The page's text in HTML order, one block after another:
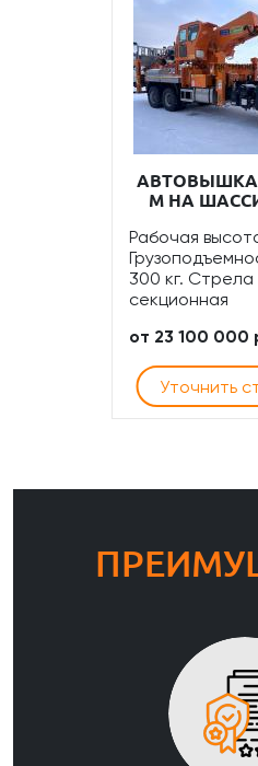
АВТОВЫШКА
М НА ШАССИ
Рабочая
300 кг.
секционная
от 23 100 000
Уточнить